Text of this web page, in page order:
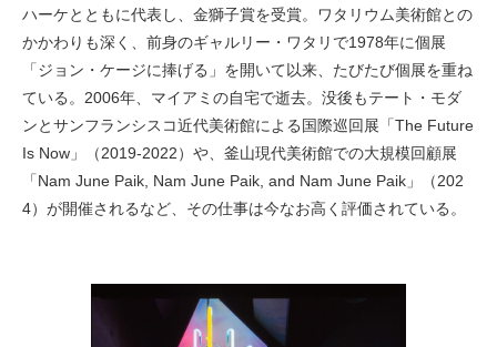
ハーケとともに代表し、金獅子賞を受賞。ワタリウム美術館との
かかわりも深く、前身のギャルリー・ワタリで1978年に個展
「ジョン・ケージに捧げる」を開いて以来、たびたび個展を重ね
ている。2006年、マイアミの自宅で逝去。没後もテート・モダ
ンとサンフランシスコ近代美術館による国際巡回展「The Future
Is Now」（2019-2022）や、釜山現代美術館での大規模回顧展
「Nam June Paik, Nam June Paik, and Nam June Paik」（202
4）が開催されるなど、その仕事は今なお高く評価されている。